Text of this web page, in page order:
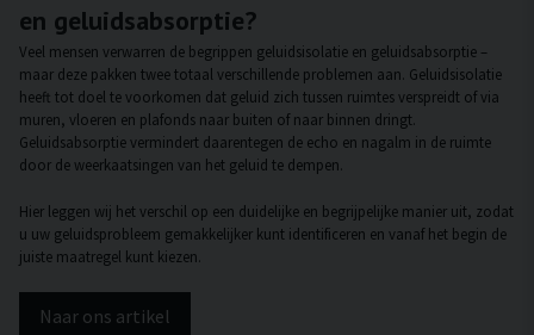
en geluidsabsorptie?
Veel mensen verwarren de begrippen geluidsisolatie en geluidsabsorptie –
maar deze pakken twee totaal verschillende problemen aan. Geluidsisolatie
heeft tot doel te voorkomen dat geluid zich tussen ruimtes verspreidt of via
muren, vloeren en plafonds naar buiten of naar binnen dringt.
Geluidsabsorptie vermindert daarentegen de echo en nagalm in de ruimte
door de weerkaatsingen van het geluid te dempen.
Hier leggen wij het verschil op een duidelijke en begrijpelijke manier uit, zodat
u uw geluidsprobleem gemakkelijker kunt identificeren en vanaf het begin de
juiste maatregel kunt kiezen.
Naar ons artikel